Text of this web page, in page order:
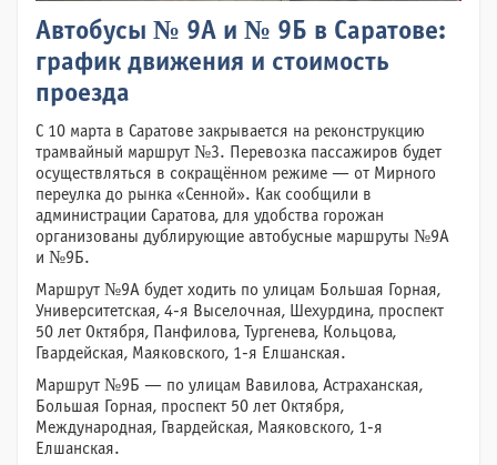
Автобусы № 9А и № 9Б в Саратове:
график движения и стоимость
проезда
С 10 марта в Саратове закрывается на реконструкцию
трамвайный маршрут №3. Перевозка пассажиров будет
осуществляться в сокращённом режиме — от Мирного
переулка до рынка «Сенной». Как сообщили в
администрации Саратова, для удобства горожан
организованы дублирующие автобусные маршруты №9А
и №9Б.
Маршрут №9А будет ходить по улицам Большая Горная,
Университетская, 4-я Выселочная, Шехурдина, проспект
50 лет Октября, Панфилова, Тургенева, Кольцова,
Гвардейская, Маяковского, 1-я Елшанская.
Маршрут №9Б — по улицам Вавилова, Астраханская,
Большая Горная, проспект 50 лет Октября,
Международная, Гвардейская, Маяковского, 1-я
Елшанская.